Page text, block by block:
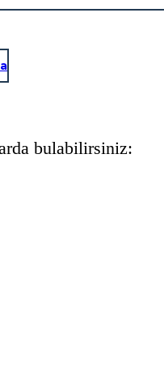
bulabilirsiniz: